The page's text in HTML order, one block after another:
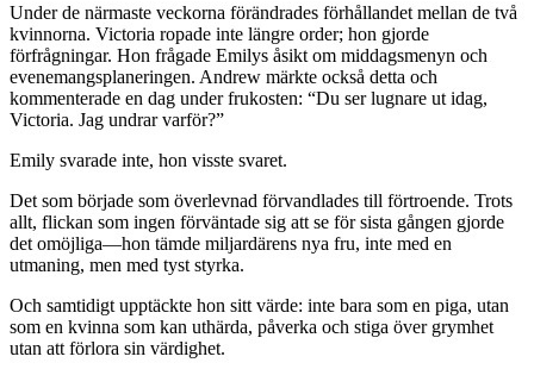
Under de närmaste veckorna förändrades förhållandet mellan de två
kvinnorna. Victoria ropade inte längre order; hon gjorde
förfrågningar. Hon frågade Emilys åsikt om middagsmenyn och
evenemangsplaneringen. Andrew märkte också detta och
kommenterade en dag under frukosten: “Du ser lugnare ut idag,
Victoria. Jag undrar varför?”
Emily svarade inte, hon visste svaret.
Det som började som överlevnad förvandlades till förtroende. Trots
allt, flickan som ingen förväntade sig att se för sista gången gjorde
det omöjliga—hon tämde miljardärens nya fru, inte med en
utmaning, men med tyst styrka.
Och samtidigt upptäckte hon sitt värde: inte bara som en piga, utan
som en kvinna som kan uthärda, påverka och stiga över grymhet
utan att förlora sin värdighet.